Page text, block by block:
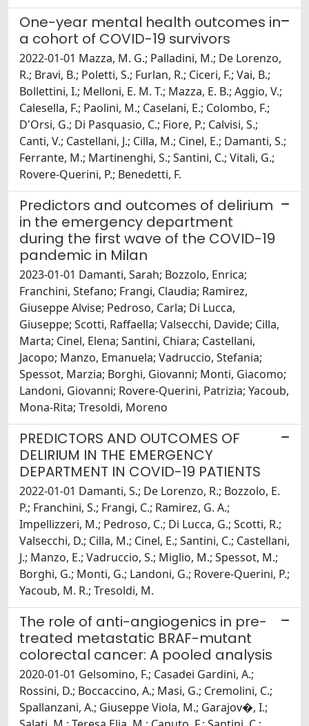
One-year mental health outcomes in
a cohort of COVID-19 survivors
2022-01-01 Mazza, M. G.; Palladini, M.; De Lorenzo,
R.; Bravi, B.; Poletti, S.; Furlan, R.; Ciceri, F.; Vai, B.;
Bollettini, I.; Melloni, E. M. T.; Mazza, E. B.; Aggio, V.;
Calesella, F.; Paolini, M.; Caselani, E.; Colombo, F.;
D'Orsi, G.; Di Pasquasio, C.; Fiore, P.; Calvisi, S.;
Canti, V.; Castellani, J.; Cilla, M.; Cinel, E.; Damanti, S.;
Ferrante, M.; Martinenghi, S.; Santini, C.; Vitali, G.;
Rovere-Querini, P.; Benedetti, F.
Predictors and outcomes of delirium
in the emergency department
during the first wave of the COVID-19
pandemic in Milan
2023-01-01 Damanti, Sarah; Bozzolo, Enrica;
Franchini, Stefano; Frangi, Claudia; Ramirez,
Giuseppe Alvise; Pedroso, Carla; Di Lucca,
Giuseppe; Scotti, Raffaella; Valsecchi, Davide; Cilla,
Marta; Cinel, Elena; Santini, Chiara; Castellani,
Jacopo; Manzo, Emanuela; Vadruccio, Stefania;
Spessot, Marzia; Borghi, Giovanni; Monti, Giacomo;
Landoni, Giovanni; Rovere-Querini, Patrizia; Yacoub,
Mona-Rita; Tresoldi, Moreno
PREDICTORS AND OUTCOMES OF
DELIRIUM IN THE EMERGENCY
DEPARTMENT IN COVID-19 PATIENTS
2022-01-01 Damanti, S.; De Lorenzo, R.; Bozzolo, E.
P.; Franchini, S.; Frangi, C.; Ramirez, G. A.;
Impellizzeri, M.; Pedroso, C.; Di Lucca, G.; Scotti, R.;
Valsecchi, D.; Cilla, M.; Cinel, E.; Santini, C.; Castellani,
J.; Manzo, E.; Vadruccio, S.; Miglio, M.; Spessot, M.;
Borghi, G.; Monti, G.; Landoni, G.; Rovere-Querini, P.;
Yacoub, M. R.; Tresoldi, M.
The role of anti-angiogenics in pre-
treated metastatic BRAF-mutant
colorectal cancer: A pooled analysis
2020-01-01 Gelsomino, F.; Casadei Gardini, A.;
Rossini, D.; Boccaccino, A.; Masi, G.; Cremolini, C.;
Spallanzani, A.; Giuseppe Viola, M.; Garajov�, I.;